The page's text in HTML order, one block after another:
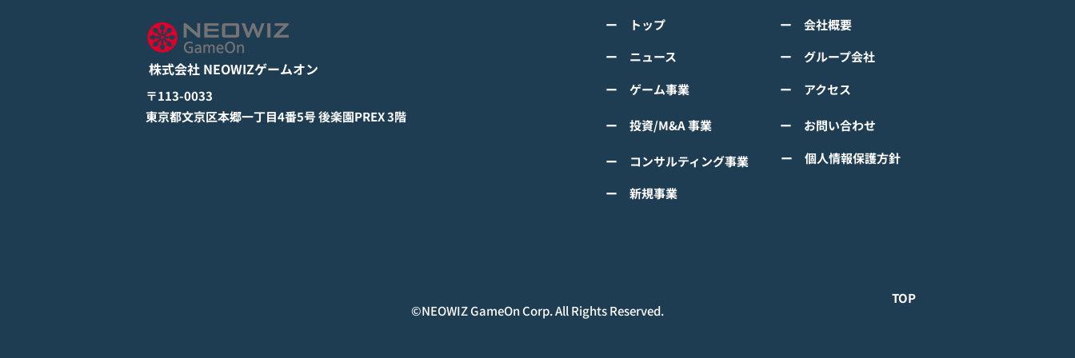
けて正式リリース！
詳しくは下記PDFをご確認くださ
い。 【ゲームオン プレスリリ
ース】 モバイル新作『ぼのぼの
なにしてる？』 Google Play
StoreとApp Storeから全世界に
向けて正式リリース！ #ぼのぼの
超伝導体！最高のスリックバ
ス】 K-POPアイドル応援アプリ
体！最高のスリックバック・チャ
のぼの なにしてる？』<span
class="space"></span>グロ
詳しくは下記PDFをご確認くださ
い。 【ゲームオン プレスリリ
ース】 TVアニメーション 『ぼの
ぼの なにしてる？』事前登録受
株式会社 NEOWIZゲームオン
​〒113-0033
​東京都文京区本郷一丁目4番5号 後楽園PREX 3階
ー トップ
ー ニュース
ー ゲーム事業
ー 投資/M&A 事業
ー コンサルティング事業
ー 会社概要
ー グループ会社
ー アクセス
ー お問い合わせ
ー 個人情報保護方針
ー 新規事業
©︎NEOWIZ GameOn Corp. All Rights Reserved.
TOP